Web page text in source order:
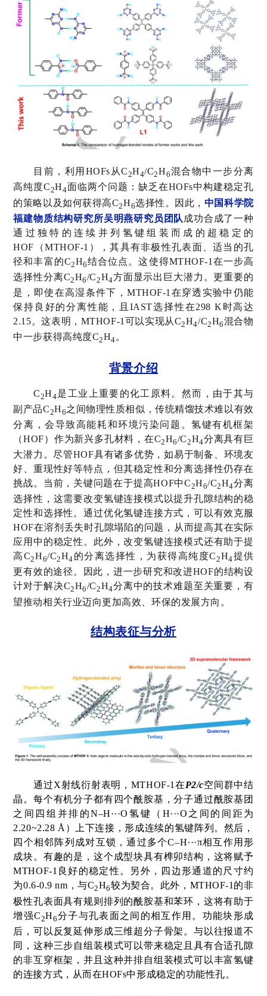
目前，利用 HOFs 从C2H4/C2H6混合物中一步分离
高纯度C2H4面临两个问题：缺乏在HOFs中构建稳定孔
的策略以及如何获得高C2H6选择性。因此， 中国科学院
福建物质结构研究所吴明燕研究员团队 成功合成了一种
通过独特的连续并列氢键组装而成 的超稳定的
HOF （MTHOF-1 ），其具有非极性孔表面、适当的孔
径和丰富的C2H6结合位点。这使得MTHOF-1 在一步高
选择性分离C2H6/C2H4方面显示出巨大潜力。更重要的
是，即使在高湿条件下，MTHOF-1 在穿透实验中仍能
保持良好的分离性能，且 IAST选择性在298 K 时高达
2.15。这表明， MTHOF-1 可以实现从C2H4/C2H6混合物
中一步获得高纯度C2H4 。
背景介绍
C2H4是工业上重要的化工原料。然而，由于其与
副产品C2H6之间物理性质相似，传统精馏技术难以有效
分离，会导致高能耗和环境污染问题。氢键有机框架
（HOF）作为新兴多孔材料，在C2H6/C2H4分离具有巨
大潜力。尽管HOF具有诸多优势，如易于制备、环境友
好、重现性好等特点，但其稳定性和分离选择性仍存在
挑战。当前，关键问题在于提高HOF中C2H6/C2H4分离
选择性，这需要改变氢键连接模式以提升孔隙结构的稳
定性和选择性。通过优化氢键连接方式，可以有效克服
HOF在溶剂丢失时孔隙塌陷的问题，从而提高其在实际
应用中的稳定性。此外，改变氢键连接模式还有助于提
高C2H6/C2H4 的分离选择性，为获得高纯度C2H4提供
更有效的途径。因此，进一步研究和改进HOF的结构设
计对于解决C2H6/C2H4分离中的技术难题至关重要，有
望推动相关行业迈向更加高效、环保的发展方向。
结构表征与分析
通过X射线衍射表明， MTHOF-1 在P2/c空间群中结
晶。每个有机分子都有四个酰胺基，分子通过酰胺基团
之间四组并排的N–H···O 氢键（ H···O 之间的间距为
2.20~2.28 Å ）上下连接，形成连续的氢键阵列。然后，
四个相邻阵列成对互锁，通过多个C–H···π相互作用形
成块。有趣的是，这个成型块具有榫卯结构，这将赋予
MTHOF-1 良好的稳定性。另外，四边形通道的尺寸约
为0.6-0.9 nm ，与C2H6较为契合。此外， MTHOF-1 的非
极性孔表面具有规则排列的酰胺基和苯环，这将有助于
增强C2H6分子与孔表面之间的相互作用。功能块形成
后，可以反复延伸形成三维超分子骨架。与以往报道不
同，这种三步自组装模式可以带来稳定且具有合适孔隙
的非互穿框架，并且这种并排自组装模式可以丰富氢键
的连接方式，从而在HOFs中形成稳定的功能性孔。